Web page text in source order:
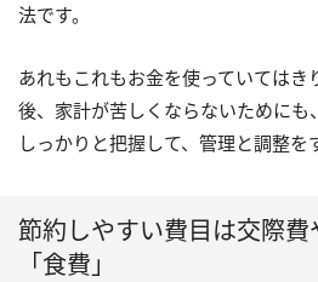
法です。
あれもこれもお金を使っていてはき
後、家計が苦しくならないためにも
しっかりと把握して、管理と調整を
節約しやすい費目は交際
「食費」